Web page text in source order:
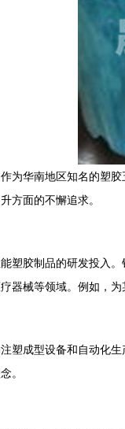
为华南地区知名的塑
方面的不懈追求。
塑胶制品的研发投入
器械等领域。例如，
塑成型设备和自动化
。